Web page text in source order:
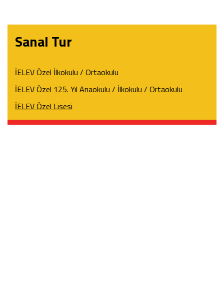
Sanal Tur
İELEV Özel İlkokulu / Ortaokulu
İELEV Özel 125. Yıl Anaokulu / İlkokulu / Ortaokulu
İELEV Özel Lisesi